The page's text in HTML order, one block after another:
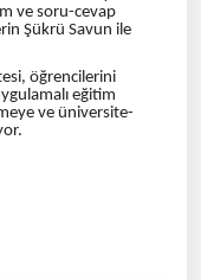
ve soru-cevap
Şükrü Savun ile
öğrencilerini
eğitim
ve üniversite-